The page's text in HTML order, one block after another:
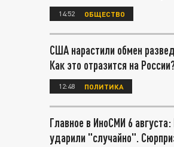
14:52 ОБЩЕСТВО
США нарастили обмен
Как это отразится на
12:48 ПОЛИТИКА
Главное в ИноСМИ 6
ударили "случайно".